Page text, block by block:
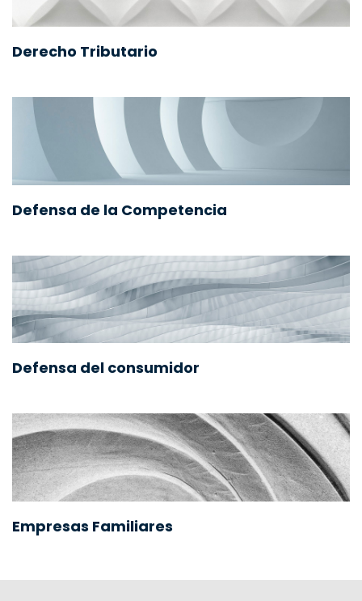
Derecho Tributario
Defensa de la Competencia
Defensa del consumidor
Empresas Familiares